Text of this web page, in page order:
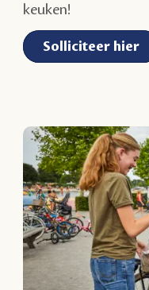
keuken!
Solliciteer hier